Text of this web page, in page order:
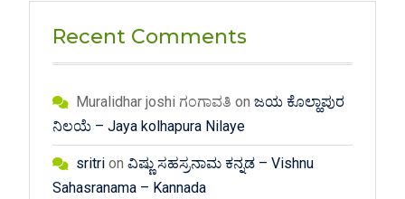
Recent Comments
Muralidhar joshi ಗಂಗಾವತಿ on ಜಯ ಕೊಲ್ಹಾಪುರ
ನಿಲಯೆ – Jaya kolhapura Nilaye
sritrion ವಿಷ್ಣು ಸಹಸ್ರನಾಮ ಕನ್ನಡ – Vishnu
Sahasranama – Kannada